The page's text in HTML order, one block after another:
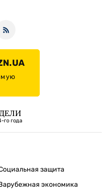
го года
защита
экономика